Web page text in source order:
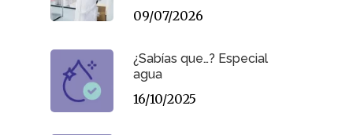
09/07/2026
¿Sabías que…? Especial
agua
16/10/2025